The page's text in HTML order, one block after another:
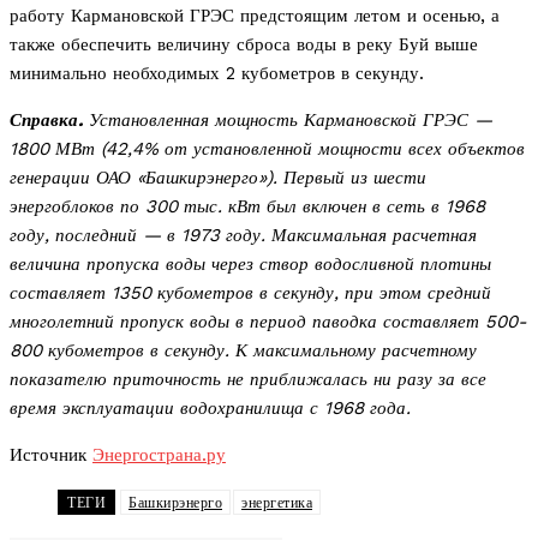
работу Кармановской ГРЭС предстоящим летом и осенью, а
также обеспечить величину сброса воды в реку Буй выше
минимально необходимых 2 кубометров в секунду.
Справка. Установленная мощность Кармановской ГРЭС —
1800 МВт (42,4% от установленной мощности всех объектов
генерации ОАО «Башкирэнерго»). Первый из шести
энергоблоков по 300 тыс. кВт был включен в сеть в 1968
году, последний — в 1973 году. Максимальная расчетная
величина пропуска воды через створ водосливной плотины
составляет 1350 кубометров в секунду, при этом средний
многолетний пропуск воды в период паводка составляет 500-
800 кубометров в секунду. К максимальному расчетному
показателю приточность не приближалась ни разу за все
время эксплуатации водохранилища с 1968 года.
Источник Энергострана.ру
ТЕГИ Башкирэнерго энергетика